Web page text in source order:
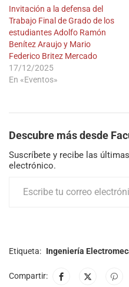
Invitación a la defensa del
Trabajo Final de Grado de los
estudiantes Adolfo Ramón
Benítez Araujo y Mario
Federico Britez Mercado
17/12/2025
En «Eventos»
Descubre más desde
Suscríbete y recibe las
electrónico.
Etiqueta: Ingeniería
Compartir: